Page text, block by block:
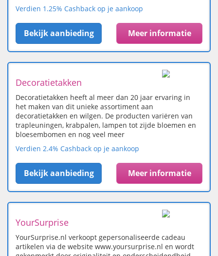
Verdien 1.25% Cashback op je aankoop
Bekijk aanbieding Meer informatie
Decoratietakken
Decoratietakken heeft al meer dan 20 jaar ervaring in
het maken van dit unieke assortiment aan
decoratietakken en wilgen. De producten variëren van
trapleuningen, krabpalen, lampen tot zijde bloemen en
bloesembomen en nog veel meer
Verdien 2.4% Cashback op je aankoop
Bekijk aanbieding Meer informatie
YourSurprise
YourSurprise.nl verkoopt gepersonaliseerde cadeau
artikelen via de website www.yoursurprise.nl en wordt